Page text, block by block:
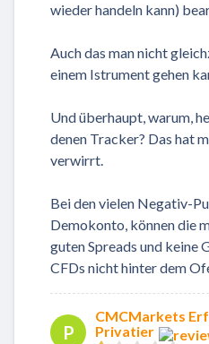
wieder handeln kann)
Auch das man nicht
einem Istrument gehen
Und überhaupt, warum,
denen Tracker? Das hat
verwirrt.
Bei den vielen Negativ-
Demokonto, können die
guten Spreads und keine
CFDs nicht hinter dem
P
CMCMarkets
Privatier